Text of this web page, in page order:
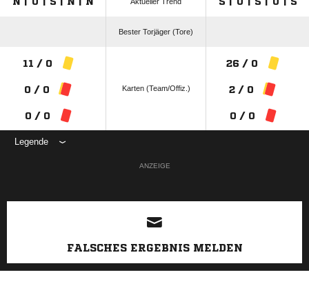
Bester Torjäger (Tore)
11 / 0
0 / 0
0 / 0
Karten (Team/Offiz.)
26 / 0
2 / 0
0 / 0
Legende
ANZEIGE
FALSCHES ERGEBNIS MELDEN